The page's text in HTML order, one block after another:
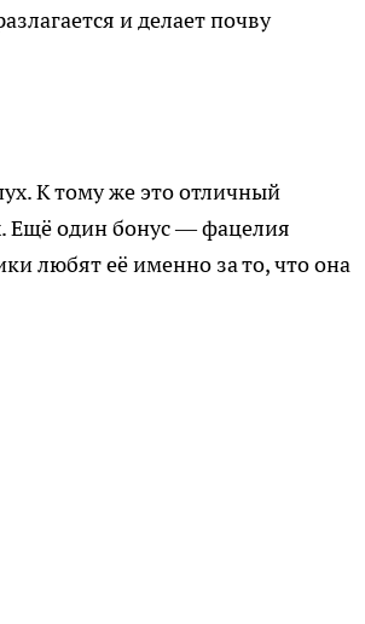
и делает почву
К тому же это отличный
Ещё один бонус — фацелия
любят её именно за то, что она